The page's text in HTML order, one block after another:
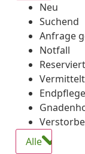
Neu
Suchend
Anfrage
Notfall
Reserviert
Vermittelt
Endpflege
Alle